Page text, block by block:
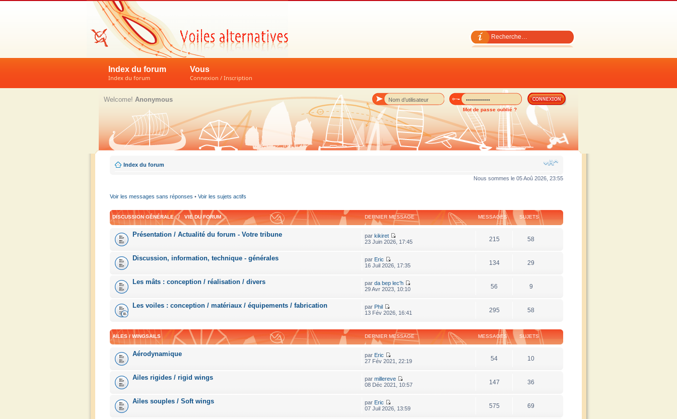
Index du forum
Index du forum
Vous
Connexion / Inscription
Mot de passe oublié ?
Welcome! Anonymous
Index du forum
Nous sommes le 05 Aoû 2026, 23:55
Voir les messages sans réponses • Voir les sujets actifs
DISCUSSION GÉNÉRALE / VIE DU FORUM DERNIER MESSAGE MESSAGES SUJETS
Présentation / Actualité du forum - Votre tribune par kikiret
23 Juin 2026, 17:45
215 58
Discussion, information, technique - générales par Eric
16 Juil 2026, 17:35
134 29
Les mâts : conception / réalisation / divers par da bep lec'h
29 Avr 2023, 10:10
56 9
Les voiles : conception / matériaux / équipements / fabrication par Phil
13 Fév 2026, 16:41
295 58
AILES / WINGSAILS DERNIER MESSAGE MESSAGES SUJETS
Aérodynamique par Eric
27 Fév 2021, 22:19
54 10
Ailes rigides / rigid wings par millereve
08 Déc 2021, 10:57
147 36
Ailes souples / Soft wings par Eric
07 Juil 2026, 13:59
575 69